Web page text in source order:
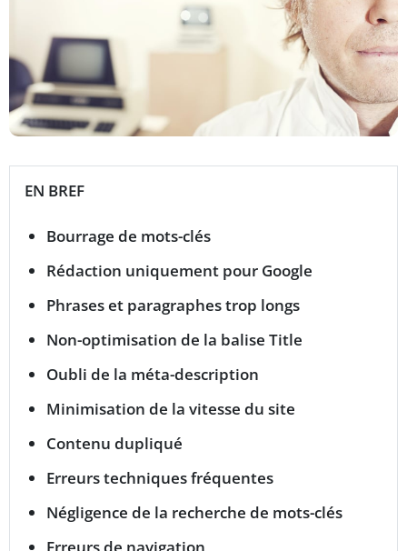
EN BREF
Bourrage de mots-clés
Rédaction uniquement pour Google
Phrases et paragraphes trop longs
Non-optimisation de la balise Title
Oubli de la méta-description
Minimisation de la vitesse du site
Contenu dupliqué
Erreurs techniques fréquentes
Négligence de la recherche de mots-clés